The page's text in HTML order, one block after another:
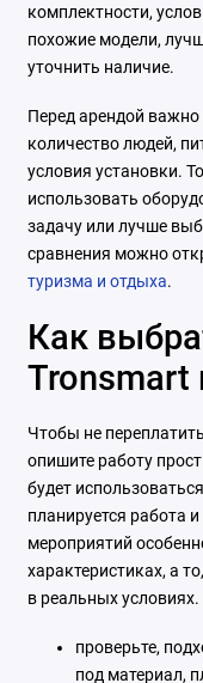
комплектности,
похожие модели,
уточнить наличие.
Перед арендой
количество людей,
условия установки.
использовать
задачу или лучше
сравнения можно
туризма и отдыха.
Как
Tronsmart
Чтобы не
опишите работу
будет
планируется работа
мероприятий
характеристиках, а
в реальных условиях.
проверьте,
под материал,